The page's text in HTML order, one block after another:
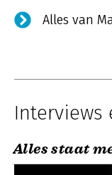
Alles van
Interviews
Alles staat